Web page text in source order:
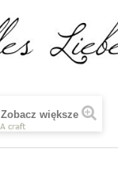
Zobacz większe